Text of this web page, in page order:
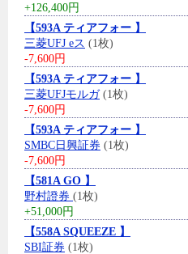
+126,400円
【593A ティアフォー 】
三菱UFJ eス (1枚)
-7,600円
【593A ティアフォー 】
三菱UFJモルガ(1枚)
-7,600円
【593A ティアフォー 】
SMBC日興証券 (1枚)
-7,600円
【581A GO 】
野村證券 (1枚)
+51,000円
【558A SQUEEZE 】
SBI証券 (1枚)